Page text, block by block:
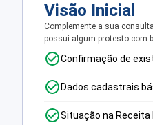
Visão Inicial
Complemente a sua
possui algum protesto com
Confirmação de
Dados cadastrais
Situação na Receita